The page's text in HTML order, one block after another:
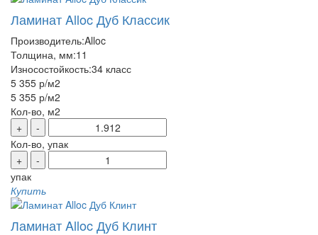
Ламинат Alloc Дуб Классик
Производитель:Alloc
Толщина, мм:11
Износостойкость:34 класс
5 355 р/м2
5 355 р/м2
Кол-во, м2
+
-
Кол-во, упак
+
-
упак
Купить
Ламинат Alloc Дуб Клинт